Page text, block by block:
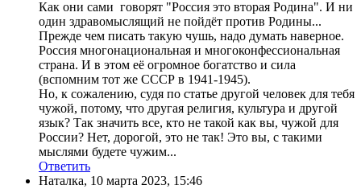
Как они сами говорят "Россия это вторая Родина". И ни
один здравомыслящий не пойдёт против Родины...
Прежде чем писать такую чушь, надо думать наверное.
Россия многонациональная и многоконфессиональная
страна. И в этом её огромное богатство и сила
(вспомним тот же СССР в 1941-1945).
Но, к сожалению, судя по статье другой человек для тебя
чужой, потому, что другая религия, культура и другой
язык? Так значить все, кто не такой как вы, чужой для
России? Нет, дорогой, это не так! Это вы, с такими
мыслями будете чужим...
Ответить
Наталка, 10 марта 2023, 15:46